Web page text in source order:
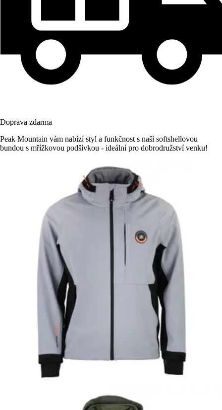
Doprava zdarma
Peak Mountain vám nabízí styl a funkčnost s naší softshellovou
bundou s mřížkovou podšívkou - ideální pro dobrodružství venku!